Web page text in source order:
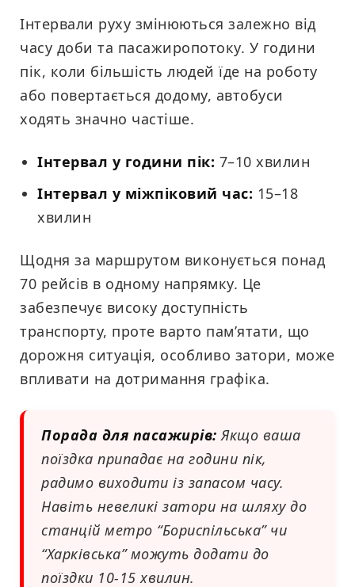
Інтервали руху змінюються залежно від
часу доби та пасажиропотоку. У години
пік, коли більшість людей їде на роботу
або повертається додому, автобуси
ходять значно частіше.
Інтервал у години пік: 7–10 хвилин
Інтервал у міжпіковий час: 15–18
хвилин
Щодня за маршрутом виконується понад
70 рейсів в одному напрямку. Це
забезпечує високу доступність
транспорту, проте варто пам’ятати, що
дорожня ситуація, особливо затори, може
впливати на дотримання графіка.
Порада для пасажирів: Якщо ваша
поїздка припадає на години пік,
радимо виходити із запасом часу.
Навіть невеликі затори на шляху до
станцій метро “Бориспільська” чи
“Харківська” можуть додати до
поїздки 10-15 хвилин.